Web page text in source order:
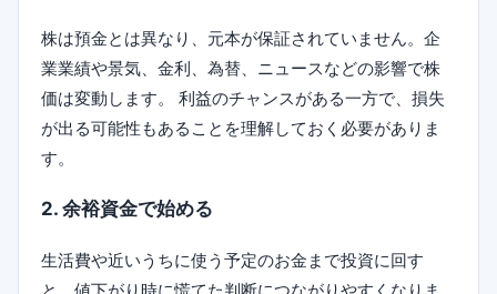
株は預金とは異なり、元本が保証されていません。企
業業績や景気、金利、為替、ニュースなどの影響で株
価は変動します。 利益のチャンスがある一方で、損失
が出る可能性もあることを理解しておく必要がありま
す。
2. 余裕資金で始める
生活費や近いうちに使う予定のお金まで投資に回す